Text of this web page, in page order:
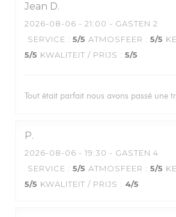
Jean D
2026-08-06 - 21:00 - GASTEN 2
SERVICE : 5/5 ATMOSFEER : 5/5
5/5 KWALITEIT / PRIJS : 5/5
Tout était parfait nous avons passé une
P
2026-08-06 - 19:30 - GASTEN 4
SERVICE : 5/5 ATMOSFEER : 5/5
5/5 KWALITEIT / PRIJS : 4/5